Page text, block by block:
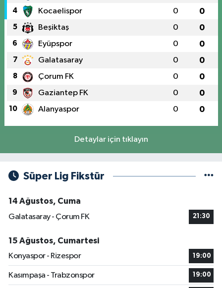
4 Kocaelispor 0 0
5 Beşiktaş 0 0
6 Eyüpspor 0 0
7 Galatasaray 0 0
8 Çorum FK 0 0
9 Gaziantep FK 0 0
10 Alanyaspor 0 0
Detaylar için tıklayın
Süper Lig Fikstür
14 Ağustos, Cuma
Galatasaray - Çorum FK
21:30
15 Ağustos, Cumartesi
Konyaspor - Rizespor
19:00
Kasımpaşa - Trabzonspor 19:00